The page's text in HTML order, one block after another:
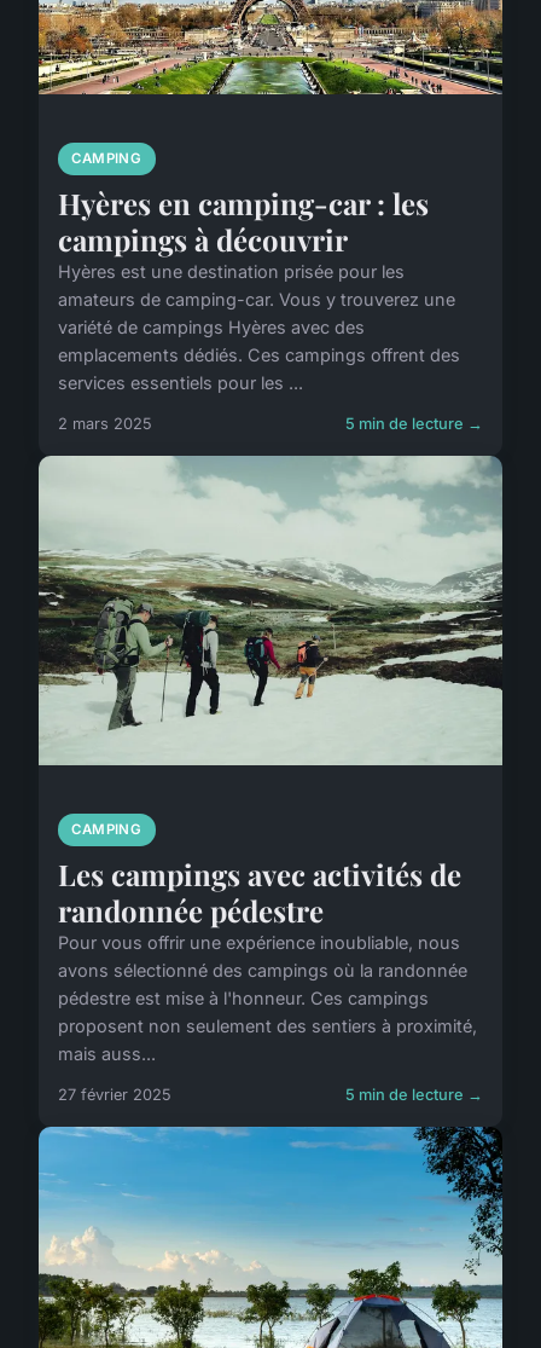
CAMPING
Hyères en camping-car : les
campings à découvrir
Hyères est une destination prisée pour les
amateurs de camping-car. Vous y trouverez une
variété de campings Hyères avec des
emplacements dédiés. Ces campings offrent des
services essentiels pour les ...
2 mars 2025 5 min de lecture →
CAMPING
Les campings avec activités de
randonnée pédestre
Pour vous offrir une expérience inoubliable, nous
avons sélectionné des campings où la randonnée
pédestre est mise à l'honneur. Ces campings
proposent non seulement des sentiers à proximité,
mais auss...
27 février 2025 5 min de lecture →